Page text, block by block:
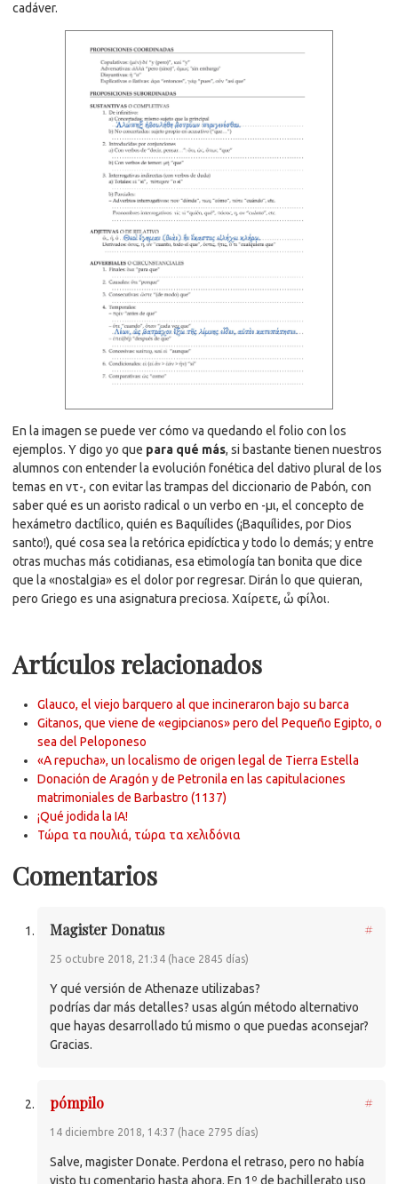
cadáver.
En la imagen se puede ver cómo va quedando el folio con los
ejemplos. Y digo yo que para qué más, si bastante tienen nuestros
alumnos con entender la evolución fonética del dativo plural de los
temas en ντ-, con evitar las trampas del diccionario de Pabón, con
saber qué es un aoristo radical o un verbo en -μι, el concepto de
hexámetro dactílico, quién es Baquílides (¡Baquílides, por Dios
santo!), qué cosa sea la retórica epidíctica y todo lo demás; y entre
otras muchas más cotidianas, esa etimología tan bonita que dice
que la «nostalgia» es el dolor por regresar. Dirán lo que quieran,
pero Griego es una asignatura preciosa. Χαίρετε, ὦ φίλοι.
Artículos relacionados
Glauco, el viejo barquero al que incineraron bajo su barca
Gitanos, que viene de «egipcianos» pero del Pequeño Egipto, o
sea del Peloponeso
«A repucha», un localismo de origen legal de Tierra Estella
Donación de Aragón y de Petronila en las capitulaciones
matrimoniales de Barbastro (1137)
¡Qué jodida la IA!
Τώρα τα πουλιά, τώρα τα χελιδόνια
Comentarios
Magister Donatus #
25 octubre 2018, 21:34 (hace 2845 días)
Y qué versión de Athenaze utilizabas?
podrías dar más detalles? usas algún método alternativo
que hayas desarrollado tú mismo o que puedas aconsejar?
Gracias.
pómpilo #
14 diciembre 2018, 14:37 (hace 2795 días)
Salve, magister Donate. Perdona el retraso, pero no había
visto tu comentario hasta ahora. En 1º de bachillerato uso